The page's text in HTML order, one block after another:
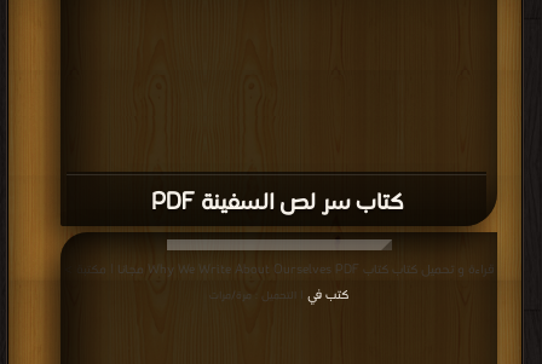
كتاب سر لص السفينة PDF
قراءة و تحميل كتاب كتاب Why We Write About Ourselves PDF مجانا | مكتبة >
كتب في
| التحميل : مرة/مرات